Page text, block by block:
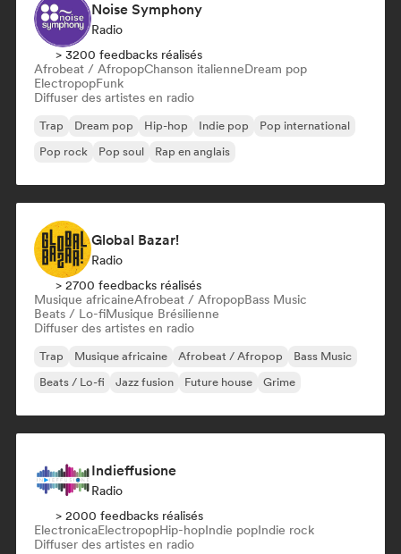
Noise Symphony
Radio
> 3200 feedbacks réalisés
Afrobeat / AfropopChanson italienneDream pop
ElectropopFunk
Diffuser des artistes en radio
Trap Dream pop Hip-hop Indie pop
Pop international
Pop rock
Pop soul Rap en anglais
Global Bazar!
Radio
> 2700 feedbacks réalisés
Musique africaineAfrobeat / AfropopBass Music
Beats / Lo-fiMusique Brésilienne
Diffuser des artistes en radio
Trap Musique africaine Afrobeat / Afropop
Bass Music
Beats / Lo-fi
Jazz fusion Future house Grime
Indieffusione
Radio
> 2000 feedbacks réalisés
ElectronicaElectropopHip-hopIndie popIndie rock
Diffuser des artistes en radio